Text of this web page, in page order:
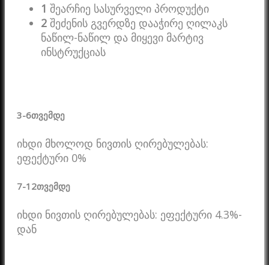
1 შეარჩიე სასურველი პროდუქტი
2 შეძენის გვერდზე დააჭირე ღილაკს
ნაწილ-ნაწილ და მიყევი მარტივ
ინსტრუქციას
3-6თვემდე
იხდი მხოლოდ ნივთის ღირებულებას:
ეფექტური 0%
7-12თვემდე
იხდი ნივთის ღირებულებას: ეფექტური 4.3%-
დან